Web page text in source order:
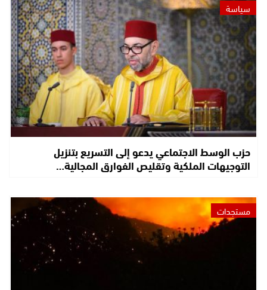
سياسة
حزب الوسط الاجتماعي يدعو إلى التسريع بتنزيل
التوجيهات الملكية وتقليص الفوارق المجالية…
مستجدات